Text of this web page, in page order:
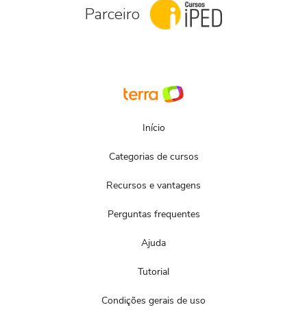
Parceiro
Início
Categorias de cursos
Recursos e vantagens
Perguntas frequentes
Ajuda
Tutorial
Condições gerais de uso